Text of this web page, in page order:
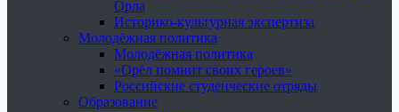
Орла
Историко-культурная экспертиза
Молодёжная политика
Молодёжная политика
«Орёл помнит своих героев»
Российские студенческие отряды
Образование